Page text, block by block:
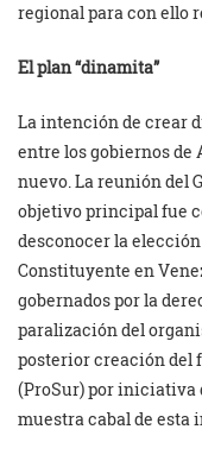
regional para con ello
El plan “dinamita”
La intención de crear
entre los gobiernos de
nuevo. La reunión del
objetivo principal fue
desconocer la
Constituyente en
gobernados por la
paralización del
posterior creación del
(ProSur) por iniciativa
muestra cabal de